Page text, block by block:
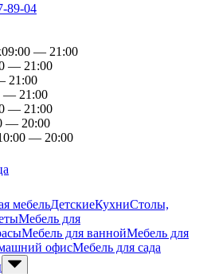
89-04
09:00 — 21:00
— 21:00
21:00
— 21:00
— 21:00
— 20:00
— 20:00
мебельДетскиеКухниСтолы,
Мебель для
Мебель для ваннойМебель для
офисМебель для сада